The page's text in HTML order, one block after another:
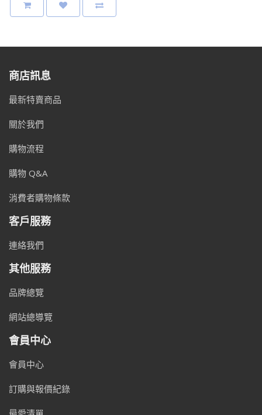
商店訊息
最新特賣商品
關於我們
購物流程
購物 Q&A
消費者購物條款
客戶服務
連絡我們
其他服務
品牌總覽
網站總導覽
會員中心
會員中心
訂購與報價紀錄